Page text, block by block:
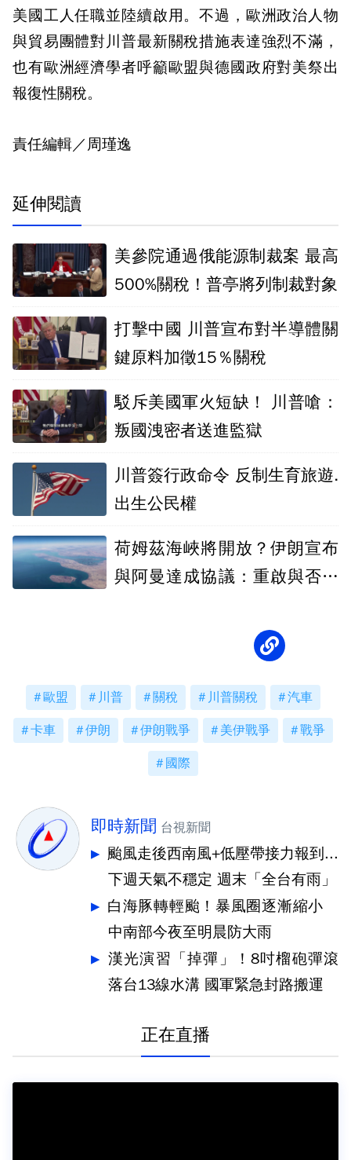
美國工人任職並陸續啟用。不過，歐洲政治人物
與貿易團體對川普最新關稅措施表達強烈不滿，
也有歐洲經濟學者呼籲歐盟與德國政府對美祭出
報復性關稅。
責任編輯／周瑾逸
延伸閱讀
美參院通過俄能源制裁案 最高
500%關稅！普亭將列制裁對象
打擊中國 川普宣布對半導體關
鍵原料加徵15％關稅
駁斥美國軍火短缺！ 川普嗆：
叛國洩密者送進監獄
川普簽行政命令 反制生育旅遊.
出生公民權
荷姆茲海峽將開放？伊朗宣布
與阿曼達成協議：重啟與否取
歐盟 川普 關稅 川普關稅 汽車
卡車 伊朗 伊朗戰爭 美伊戰爭 戰爭
國際
即時新聞 台視新聞
颱風走後西南風+低壓帶接力報到...
下週天氣不穩定 週末「全台有雨」
白海豚轉輕颱！暴風圈逐漸縮小
中南部今夜至明晨防大雨
漢光演習「掉彈」！8吋榴砲彈滾
落台13線水溝 國軍緊急封路搬運
正在直播